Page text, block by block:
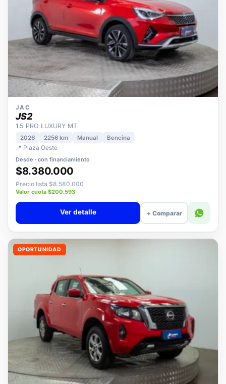
JAC
JS2
1.5 PRO LUXURY MT
2026 2256 km
📍 Plaza Oeste
Desde · con financiamiento
$8.380.000
Precio lista $8.580.000
Valor cuota $200.593
+ Comparar